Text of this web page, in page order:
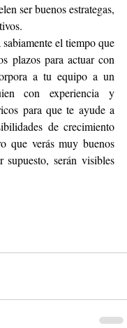
ser buenos estrategas,
el tiempo que
plazos para actuar con
a tu equipo a un
con experiencia y
para que te ayude a
de crecimiento
que verás muy buenos
supuesto, serán visibles